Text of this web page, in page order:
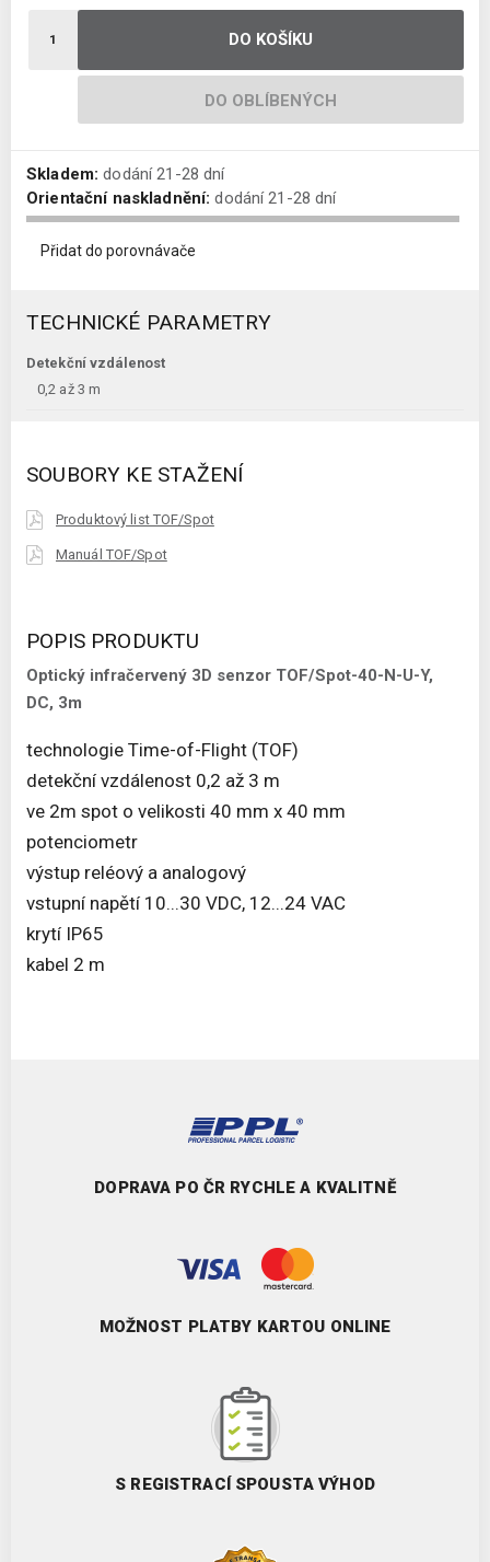
DO KOŠÍKU
DO OBLÍBENÝCH
Skladem: dodání 21-28 dní
Orientační naskladnění: dodání 21-28 dní
Přidat do porovnávače
TECHNICKÉ PARAMETRY
Detekční vzdálenost
0,2 až 3 m
SOUBORY KE STAŽENÍ
Produktový list TOF/Spot
Manuál TOF/Spot
POPIS PRODUKTU
Optický infračervený 3D senzor TOF/Spot-40-N-U-Y,
DC, 3m
technologie Time-of-Flight (TOF)
detekční vzdálenost 0,2 až 3 m
ve 2m spot o velikosti 40 mm x 40 mm
potenciometr
výstup reléový a analogový
vstupní napětí 10...30 VDC, 12...24 VAC
krytí IP65
kabel 2 m
DOPRAVA PO ČR RYCHLE A KVALITNĚ
MOŽNOST PLATBY KARTOU ONLINE
S REGISTRACÍ SPOUSTA VÝHOD